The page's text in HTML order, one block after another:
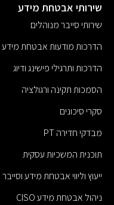
שירותי אבטחת מידע
שירותי סייבר מנוהלים
הדרכות מודעות אבטחת מידע
הדרכות ותרגילי פישינג ודיוג
הסמכות תקינה ורגולציה
סקרי סיכונים
מבדקי חדירה PT
תוכנית המשכיות עסקית
ייעוץ וליווי אבטחת מידע וסייבר
ניהול אבטחת מידע CISO